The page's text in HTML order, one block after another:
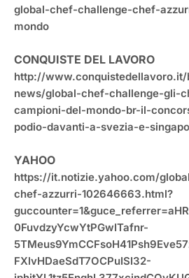
global-chef-challenge-chef-
mondo
CONQUISTE DEL LAVORO
http://
news/global-chef-challenge-gli-
campioni-del-mondo-br-il-
podio-davanti-a-svezia-e-
YAHOO
https://it.notizie.yahoo.com/
chef-azzurri-102646663.html?
0FuvdzyYcwYtPGwITafnr-
FXlvHDaeSdT7OCPuISI32-